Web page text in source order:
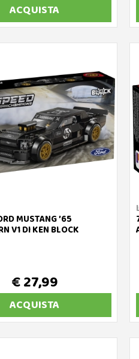
ACQUISTA
MUSTANG ’65
V1 DI KEN BLOCK
€ 27,99
ACQUISTA